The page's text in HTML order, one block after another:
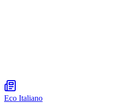
Eco Italiano